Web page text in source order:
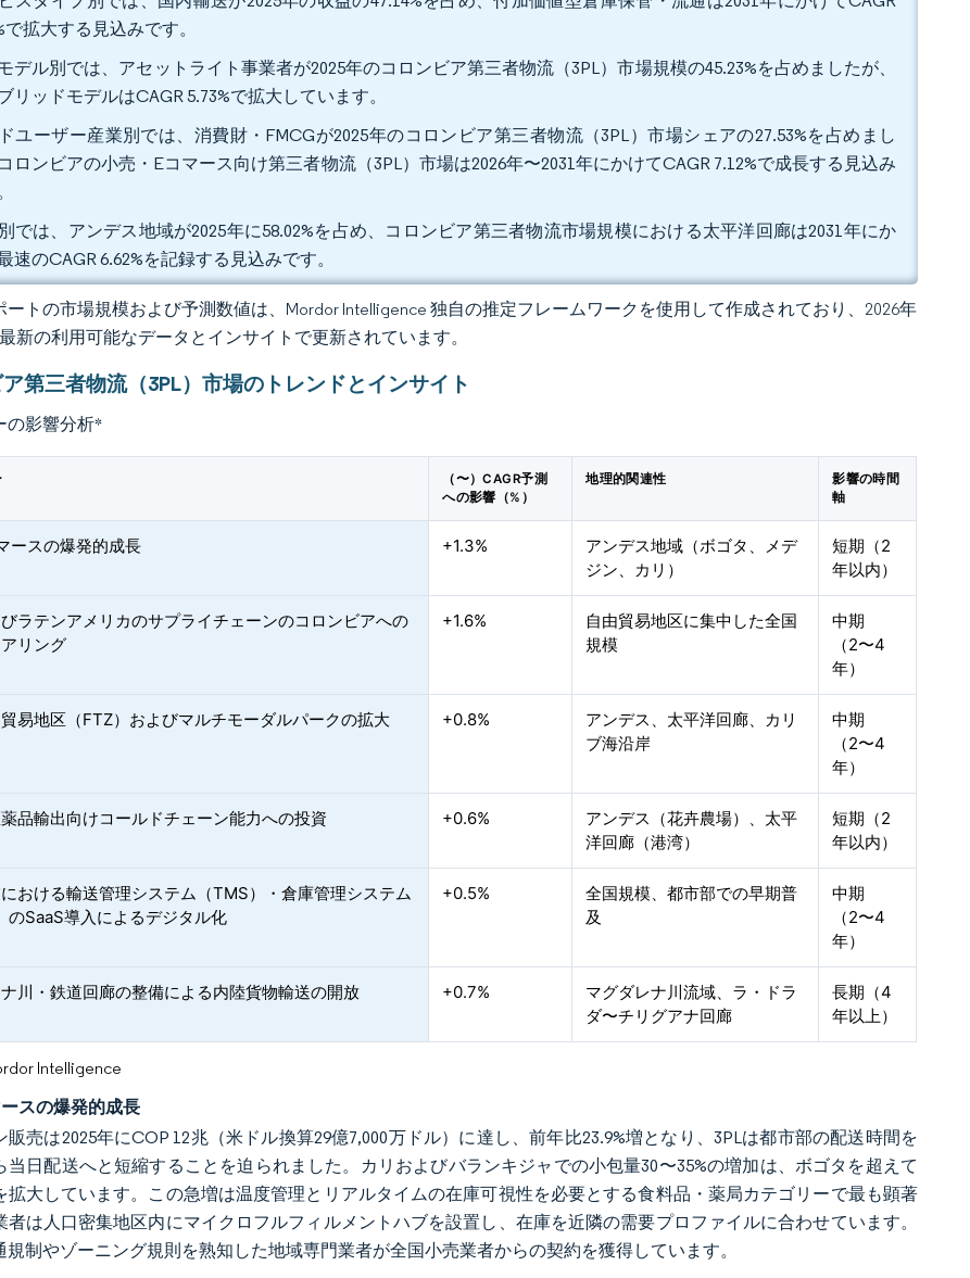
で拡大する見込みです。
デル別では、アセットライト事業者が2025年のコロンビア第三者物流（3PL）市場規模の45.23%を占めましたが、
リッドモデルはCAGR 5.73%で拡大しています。
ユーザー産業別では、消費財・FMCGが2025年のコロンビア第三者物流（3PL）市場シェアの27.53%を占めまし
ロンビアの小売・Eコマース向け第三者物流（3PL）市場は2026年〜2031年にかけてCAGR 7.12%で成長する見込み
では、アンデス地域が2025年に58.02%を占め、コロンビア第三者物流市場規模における太平洋回廊は2031年にか
速のCAGR 6.62%を記録する見込みです。
ートの市場規模および予測数値は、Mordor Intelligence 独自の推定フレームワークを使用して作成されており、2026年
新の利用可能なデータとインサイトで更新されています。
第三者物流（3PL）市場のトレンドとインサイト
の影響分析*
（〜）CAGR予測
への影響（%）
地理的関連性
影響の時間
軸
ースの爆発的成長 +1.3%
アンデス地域（ボゴタ、メデ
ジン、カリ）
短期（2
年以内）
ラテンアメリカのサプライチェーンのコロンビアへの
リング
+1.6%
自由貿易地区に集中した全国
規模
中期
（2〜4
年）
易地区（FTZ）およびマルチモーダルパークの拡大 +0.8%
アンデス、太平洋回廊、カリ
ブ海沿岸
中期
（2〜4
年）
品輸出向けコールドチェーン能力への投資 +0.6%
アンデス（花卉農場）、太平
洋回廊（港湾）
短期（2
年以内）
おける輸送管理システム（TMS）・倉庫管理システム
のSaaS導入によるデジタル化
+0.5%
全国規模、都市部での早期普
及
中期
（2〜4
年）
川・鉄道回廊の整備による内陸貨物輸送の開放 +0.7%
マグダレナ川流域、ラ・ドラ
ダ〜チリグアナ回廊
長期（4
年以上）
Intelligence
スの爆発的成長
販売は2025年にCOP 12兆（米ドル換算29億7,000万ドル）に達し、前年比23.9%増となり、3PLは都市部の配送時間を
当日配送へと短縮することを迫られました。カリおよびバランキジャでの小包量30〜35%の増加は、ボゴタを超えて
拡大しています。この急増は温度管理とリアルタイムの在庫可視性を必要とする食料品・薬局カテゴリーで最も顕著
者は人口密集地区内にマイクロフルフィルメントハブを設置し、在庫を近隣の需要プロファイルに合わせています。
規制やゾーニング規則を熟知した地域専門業者が全国小売業者からの契約を獲得しています。